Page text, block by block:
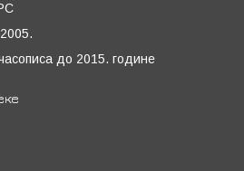
до 2015. године